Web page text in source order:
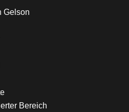
Gelson
Bereich